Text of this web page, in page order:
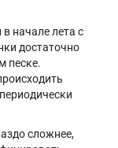
начале лета с
достаточно
песке.
сложнее,